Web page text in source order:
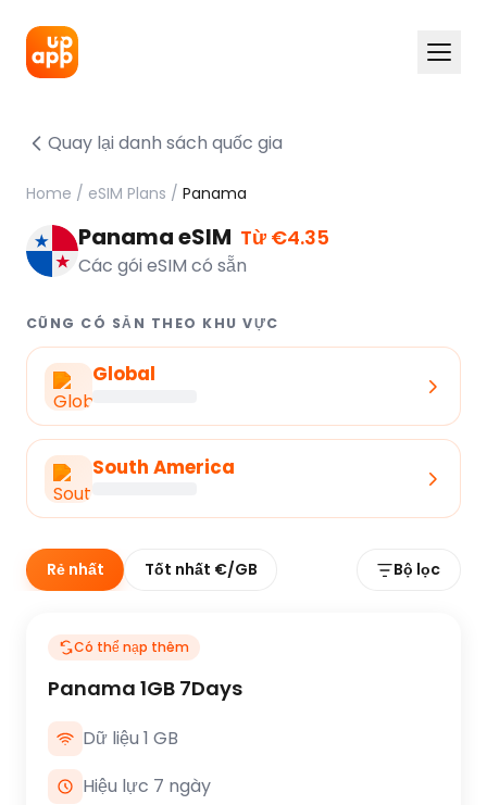
Quay lại danh sách quốc gia
Home / eSIM Plans / Panama
Panama eSIM Từ €4.35
Các gói eSIM có sẵn
CŨNG CÓ SẴN THEO KHU VỰC
Global
South America
Rẻ nhất Tốt nhất €/GB Bộ lọc
Có thể nạp thêm
Panama 1GB 7Days
Dữ liệu 1 GB
Hiệu lực 7 ngày